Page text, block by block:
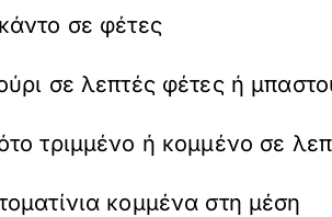
σε φέτες
σε λεπτές φέτες ή
τριμμένο ή κομμένο σε
κομμένα στη μέση